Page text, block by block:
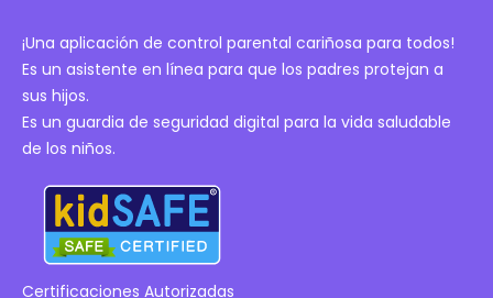
¡Una aplicación de control parental cariñosa para todos!
Es un asistente en línea para que los padres protejan a
sus hijos.
Es un guardia de seguridad digital para la vida saludable
de los niños.
Certificaciones Autorizadas